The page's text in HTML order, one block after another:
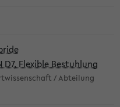
Flexible Bestuhlung
/ Abteilung